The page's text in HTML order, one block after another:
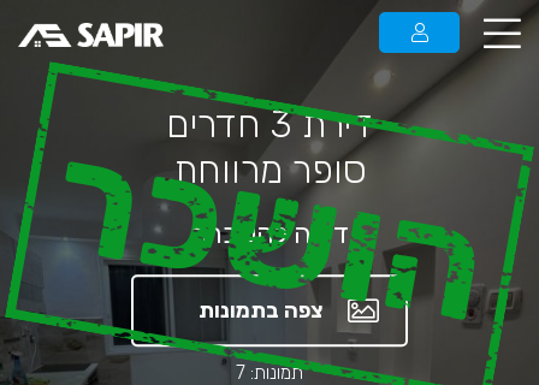
הושכר
דירת 3 חדרים
סופר מרווחת
דירה להשכרה
צפה בתמונות
תמונות: 7